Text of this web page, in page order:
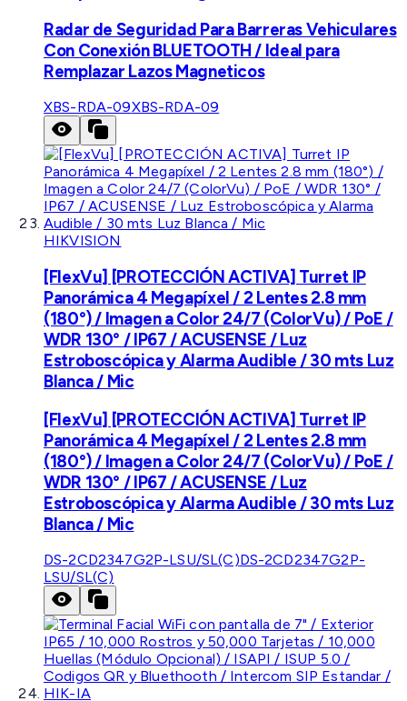
Radar de Seguridad Para Barreras Vehiculares
Con Conexión BLUETOOTH / Ideal para
Remplazar Lazos Magneticos
XBS-RDA-09XBS-RDA-09
HIKVISION
[FlexVu] [PROTECCIÓN ACTIVA] Turret IP
Panorámica 4 Megapíxel / 2 Lentes 2.8 mm
(180°) / Imagen a Color 24/7 (ColorVu) / PoE /
WDR 130° / IP67 / ACUSENSE / Luz
Estroboscópica y Alarma Audible / 30 mts Luz
Blanca / Mic
[FlexVu] [PROTECCIÓN ACTIVA] Turret IP
Panorámica 4 Megapíxel / 2 Lentes 2.8 mm
(180°) / Imagen a Color 24/7 (ColorVu) / PoE /
WDR 130° / IP67 / ACUSENSE / Luz
Estroboscópica y Alarma Audible / 30 mts Luz
Blanca / Mic
DS-2CD2347G2P-LSU/SL(C)DS-2CD2347G2P-
LSU/SL(C)